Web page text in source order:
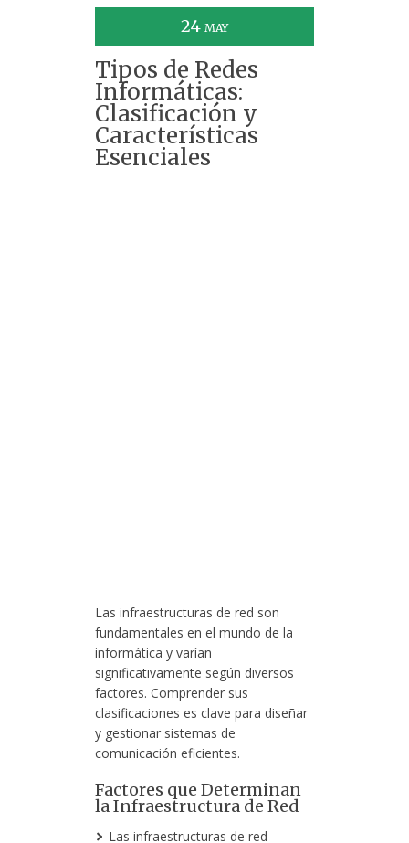
24 MAY
Tipos de Redes
Informáticas:
Clasificación y
Características
Esenciales
Las infraestructuras de red son
fundamentales en el mundo de la
informática y varían
significativamente según diversos
factores. Comprender sus
clasificaciones es clave para diseñar
y gestionar sistemas de
comunicación eficientes.
Factores que Determinan
la Infraestructura de Red
Las infraestructuras de red